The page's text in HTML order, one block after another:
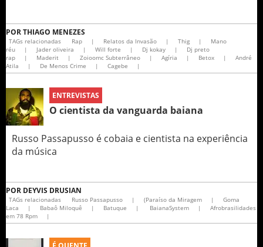
PORTHIAGO MENEZES
TAGs relacionadas Rap | Relatos da Invasão | Thig |
Mano
réu
| Jader oliveira | Will forte | Dj kokay |
Dj preto
rap
| Maderit | Zoioomc Subterrâneo | Agíria | Betox |
André
Atila
| De Menos Crime | Cagebe |
ENTREVISTAS
O cientista da vanguarda baiana
Russo Passapusso é cobaia e cientista na experiência
da música
POR DEYVIS DRUSIAN
TAGs relacionadas Russo Passapusso | (Paraíso da Miragem |
Goma
Laca
| Babaô Miloquê | Batuque | BaianaSystem |
Afrobrasilidades
em 78 Rpm
|